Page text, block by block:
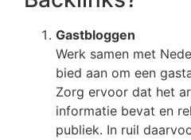
Gastbloggen
Werk samen met
bied aan om een
Zorg ervoor dat het
informatie bevat en
publiek. In ruil